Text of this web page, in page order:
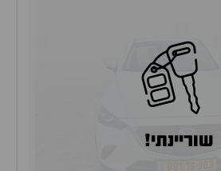
שוריינתי!